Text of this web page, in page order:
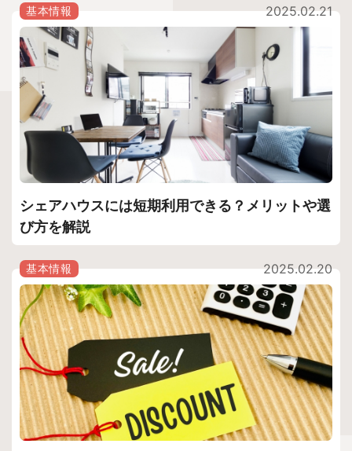
2025.02.21
基本情報
シェアハウスには短期利用できる？メリットや選
び方を解説
2025.02.20
基本情報